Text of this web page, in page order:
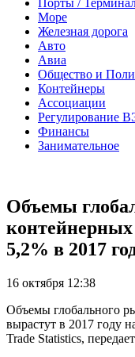
Море
Железная дорога
Авто
Авиа
Общество и
Контейнеры
Ассоциации
Регулирование
Финансы
Занимательное
Объемы
контейнерных
5,2% в 2017
16 октября 12:38
Объемы глобального
вырастут в 2017 году
Trade Statistics,